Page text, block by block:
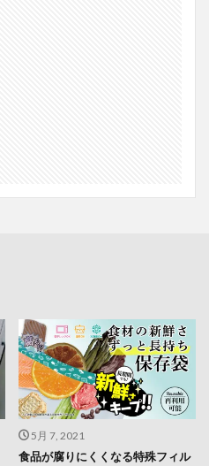
5月 7, 2021
食品が腐りにくくなる特殊フィル